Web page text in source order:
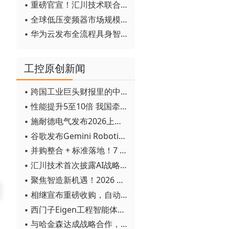
▪ 重磅官宣！汇川技术联合发起 D12 联盟，开创产教融合新范式
▪ 全球低压变频器市场规模2030年将超170亿美元
▪ 华为云发布全流程具身智能开发平台CloudRobo
工控原创新闻
▪ 跨国工业巨头财报里的中国成绩单
▪ 性能提升5至10倍 我国牵头制定的WiTSnet工业以太网国际标准正式发布
▪ 施耐德电气发布2026上半年可持续发展成绩单 "Impact 2030"路线图开局稳健
▪ 谷歌发布Gemini Robotics 2模型 实现人形机器人全身智能控制突破
▪ 并购整合 + 标准落地！7 月工业自动化产业动态速递
▪ 汇川技术首次披露AI战略进展：从两个方面推动“AI业务化”落地
▪ 聚焦智造新机遇！2026 青岛数字化及智能制造技术论坛圆满落幕
▪ 相继宣布重磅收购，自动化巨头新一轮并购潮剑指何方？
▪ 西门子Eigen工程智能体落地中国，工业AI跨越物理世界“确定性”拐点
▪ 与哈金森达成战略合作，乐聚机器人何以持续获得工业巨头青睐？